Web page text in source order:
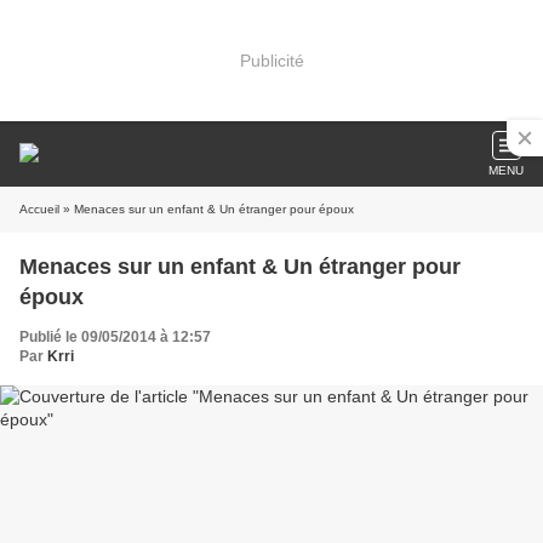
Publicité
MENU
Accueil » Menaces sur un enfant & Un étranger pour époux
Menaces sur un enfant & Un étranger pour
époux
Publié le 09/05/2014 à 12:57
Par Krri